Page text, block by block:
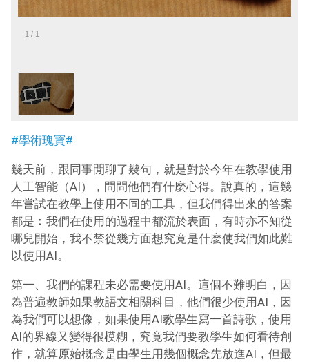
1 / 1
#學術瑰寶#
幾天前，跟同事閒聊了幾句，就是對於今年在教學使用
人工智能（AI），問問他們有什麼心得。說真的，這幾
年嘗試在教學上使用不同的工具，但我們得出來的答案
都是︰我們在使用的過程中都流於表面，有時亦不知從
哪兒開始，我不禁從幾方面想究竟是什麼使我們如此難
以使用AI。
第一、我們的課程未必需要使用AI。這個不難明白，因
為普遍教師如果教語文相關科目，他們很少使用AI，因
為我們可以想像，如果使用AI教學生寫一首詩歌，使用
AI的界線又變得很模糊，究竟我們要教學生如何看待創
作，就算原始概念是由學生用幾個概念先放進AI，但最